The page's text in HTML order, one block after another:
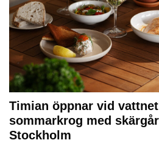
Timian öppnar vid
sommarkrog med
Stockholm